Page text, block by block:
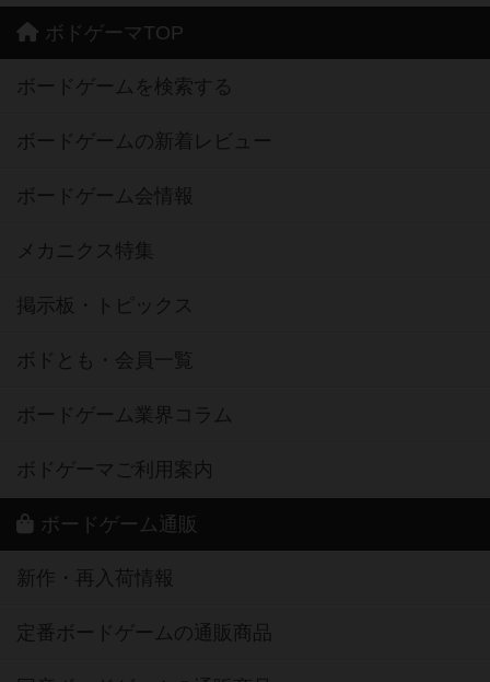
ボドゲーマTOP
ボードゲームを検索する
ボードゲームの新着レビュー
ボードゲーム会情報
メカニクス特集
掲示板・トピックス
ボドとも・会員一覧
ボードゲーム業界コラム
ボドゲーマご利用案内
ボードゲーム通販
新作・再入荷情報
定番ボードゲームの通販商品